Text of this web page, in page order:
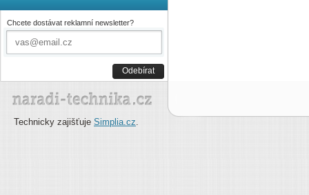
Chcete dostávat reklamní newsletter?
Odebírat
Technicky zajišťuje Simplia.cz.